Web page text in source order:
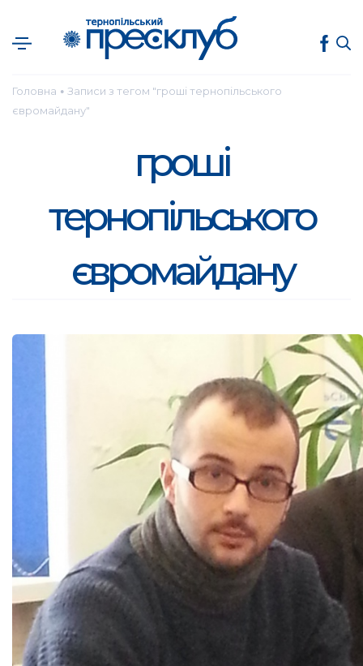
Головна ● Записи з тегом "гроші тернопільського
євромайдану"
гроші
тернопільського
євромайдану